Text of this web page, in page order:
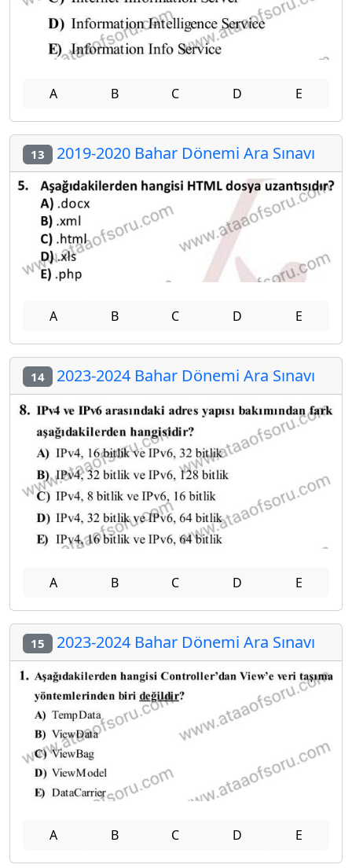
A B C D E
13 2019-2020 Bahar Dönemi Ara Sınavı
A B C D E
14 2023-2024 Bahar Dönemi Ara Sınavı
A B C D E
15 2023-2024 Bahar Dönemi Ara Sınavı
A B C D E